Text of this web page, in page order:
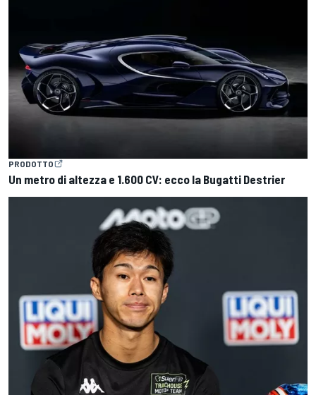
PRODOTTO
Un metro di altezza e 1.600 CV: ecco la Bugatti Destrier